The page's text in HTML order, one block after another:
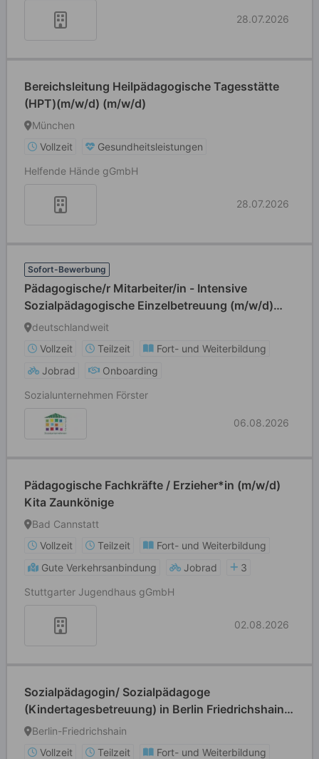
28.07.2026
Bereichsleitung Heilpädagogische Tagesstätte
(HPT)(m/w/d) (m/w/d)
München
Vollzeit
Gesundheitsleistungen
Helfende Hände gGmbH
28.07.2026
Sofort-Bewerbung
Pädagogische/r Mitarbeiter/in - Intensive
Sozialpädagogische Einzelbetreuung (m/w/d)
Teilzeit
deutschlandweit
Vollzeit
Teilzeit
Fort- und Weiterbildung
Jobrad
Onboarding
Sozialunternehmen Förster
06.08.2026
Pädagogische Fachkräfte / Erzieher*in (m/w/d)
Kita Zaunkönige
Bad Cannstatt
Vollzeit
Teilzeit
Fort- und Weiterbildung
Gute Verkehrsanbindung
Jobrad
3
Stuttgarter Jugendhaus gGmbH
02.08.2026
Sozialpädagogin/ Sozialpädagoge
(Kindertagesbetreuung) in Berlin Friedrichshain -
Stellenangebot im Stellenmarkt Bildung
Berlin-Friedrichshain
Vollzeit
Teilzeit
Fort- und Weiterbildung